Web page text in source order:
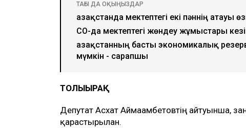
ТАҒЫ ДА ОҚЫҢЫЗДАР
Қазақстанда мектептегі екі пәннің атауы
СҚО-да мектептегі жөндеу жұмыстары
Қазақстанның басты экономикалық
мүмкін - сарапшы
ТОЛЫҒЫРАҚ
Депутат Асхат Аймағамбетовтің айтуынша,
қарастырылған.